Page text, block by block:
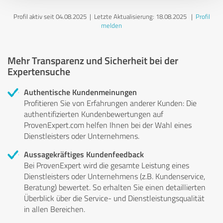
Profil aktiv seit 04.08.2025 | Letzte Aktualisierung: 18.08.2025| Profil
melden
Mehr Transparenz und Sicherheit bei der
Expertensuche
Authentische Kundenmeinungen
Profitieren Sie von Erfahrungen anderer Kunden: Die
authentifizierten Kundenbewertungen auf
ProvenExpert.com helfen Ihnen bei der Wahl eines
Dienstleisters oder Unternehmens.
Aussagekräftiges Kundenfeedback
Bei ProvenExpert wird die gesamte Leistung eines
Dienstleisters oder Unternehmens (z.B. Kundenservice,
Beratung) bewertet. So erhalten Sie einen detaillierten
Überblick über die Service- und Dienstleistungsqualität
in allen Bereichen.